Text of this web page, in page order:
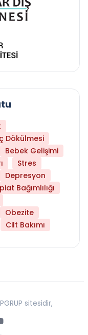
Dökülmesi
Bebek Gelişimi
Stres
Depresyon
Bağımlılığı
Obezite
Cilt Bakımı
sitesidir,